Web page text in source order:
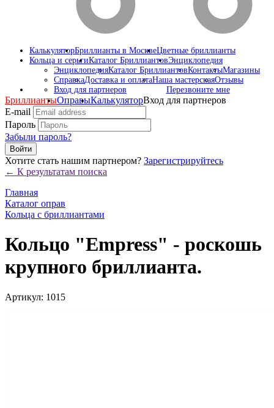
КалькуляторБриллианты в МосквеЦветные бриллианты
Кольца и серьгиКаталог БриллиантовЭнциклопедия
ЭнциклопедияКаталог БриллиантовКонтактыМагазины
СправкаДоставка и оплатаНаша мастерскаяОтзывы
Вход для партнеров
Перезвоните мне
БриллиантыОправыКалькуляторВход для партнеров
E-mail
Пароль
Забыли пароль?
Войти
Хотите стать нашим партнером? Зарегистрируйтесь
← К результатам поиска
Главная
Каталог оправ
Кольца с бриллиантами
Кольцо "Empress" - роскошь
крупного бриллианта.
Артикул: 1015